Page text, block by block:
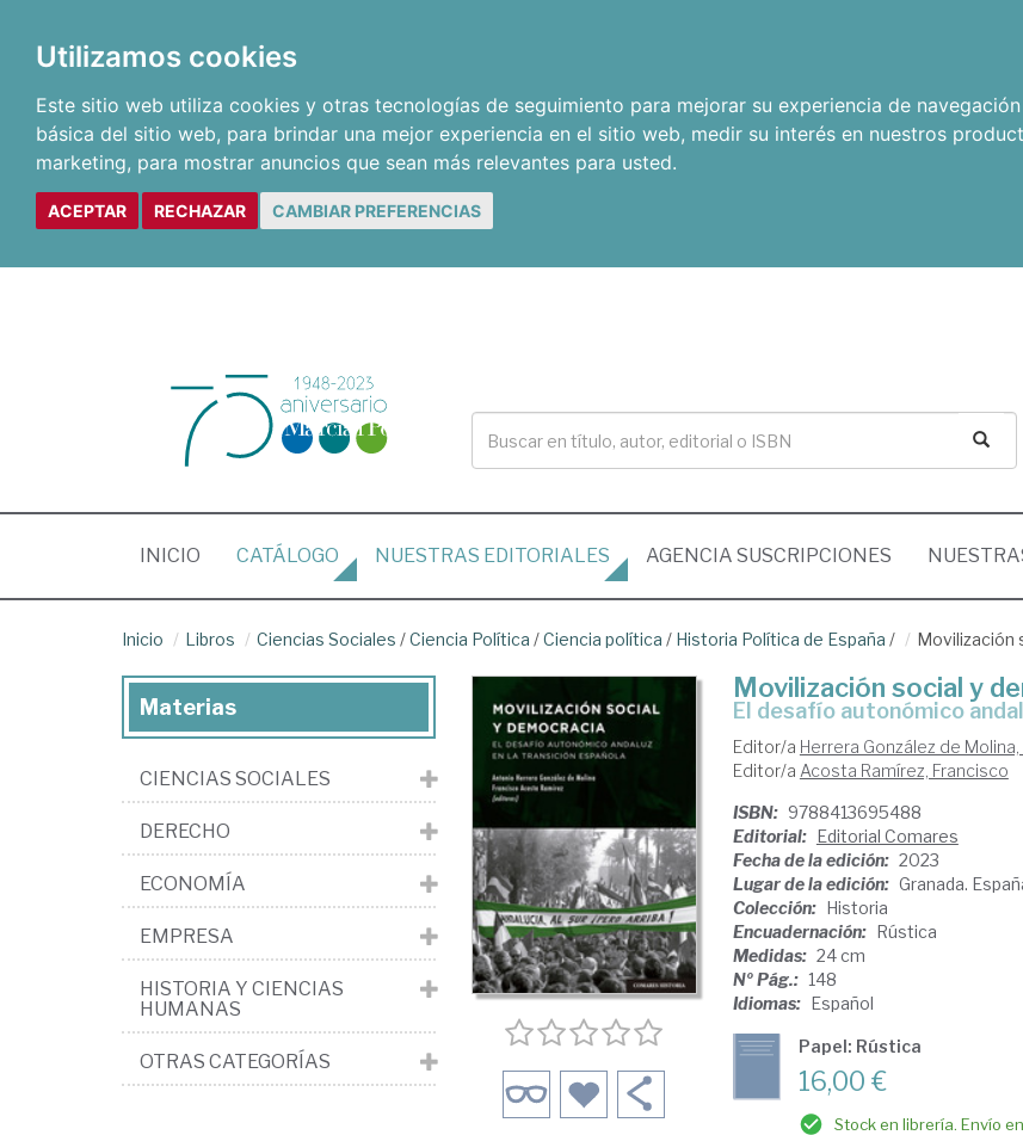
Utilizamos cookies
Este sitio web utiliza cookies y otras tecnologías de seguimiento para mejorar su experiencia de
básica del sitio web, para brindar una mejor experiencia en el sitio web, medir su interés en nuestros
marketing, para mostrar anuncios que sean más relevantes para usted.
ACEPTAR RECHAZAR CAMBIAR PREFERENCIAS
INICIO (CURRENT)
CATÁLOGO NUESTRAS EDITORIALES AGENCIA SUSCRIPCIONES
Inicio Libros Ciencias Sociales /Ciencia Política /Ciencia política / Historia Política de España / Movilización
Movilización social y
el desafío autonómico
Editor/a Herrera González de
Editor/a Acosta Ramírez, Francisco
ISBN: 9788413695488
Editorial: Editorial Comares
Fecha de la edición: 2023
Lugar de la edición: Granada.
Colección: Historia
Encuadernación: Rústica
Medidas: 24 cm
Nº Pág.: 148
Idiomas: Español
Papel: Rústica
16,00 €
Stock en librería. Envío
Materias
CIENCIAS SOCIALES
DERECHO
ECONOMÍA
EMPRESA
HISTORIA Y CIENCIAS
HUMANAS
OTRAS CATEGORÍAS